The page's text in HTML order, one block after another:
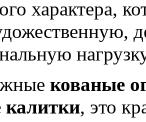
характера,
кованые
, это